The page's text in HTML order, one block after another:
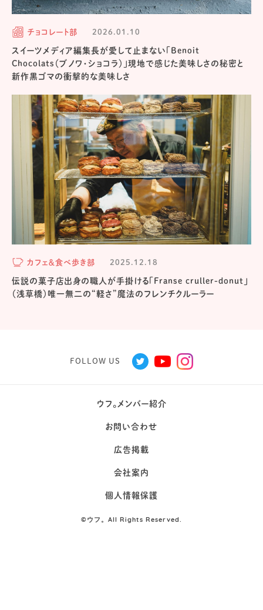
チョコレート部 2026.01.10
スイーツメディア編集長が愛して止まない「Benoit
Chocolats（ブノワ・ショコラ）」現地で感じた美味しさの秘密と
新作黒ゴマの衝撃的な美味しさ
カフェ＆食べ歩き部 2025.12.18
伝説の菓子店出身の職人が手掛ける「Franse cruller-donut」
（浅草橋）唯一無二の“軽さ”魔法のフレンチクルーラー
FOLLOW US
ウフ。メンバー紹介
お問い合わせ
広告掲載
会社案内
個人情報保護
©ウフ。All Rights Reserved.